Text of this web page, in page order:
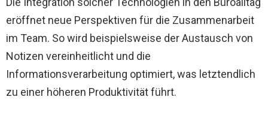
eröffnet neue Perspektiven für die Zusammenarbeit
im Team. So wird beispielsweise der Austausch von
Notizen vereinheitlicht und die
Informationsverarbeitung optimiert, was letztendlich
zu einer höheren Produktivität führt.